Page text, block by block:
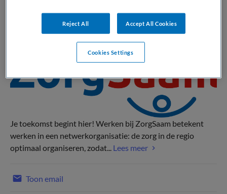
Je toekomst begint hier! Werken bij ZorgSaam betekent
werken in een netwerkorganisatie: de zorg in de regio
optimaal organiseren, zodat... Lees meer
Toon email
Reject All Accept All Cookies
Cookies Settings